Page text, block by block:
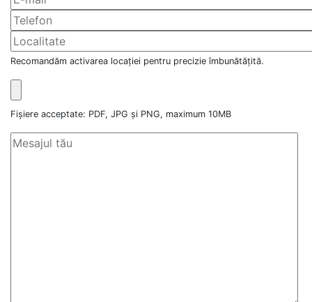
Recomandăm activarea locației pentru precizie îmbunătățită.
Fișiere acceptate: PDF, JPG și PNG, maximum 10MB